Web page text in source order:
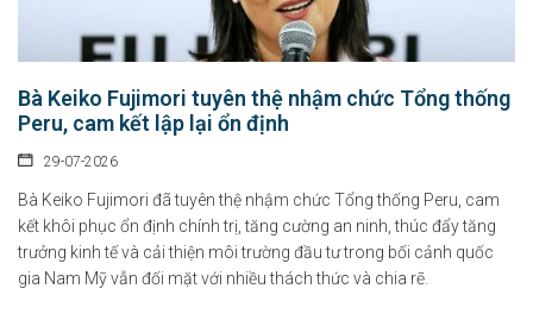
Bà Keiko Fujimori tuyên thệ nhậm chức Tổng thống
Peru, cam kết lập lại ổn định
29-07-2026
Bà Keiko Fujimori đã tuyên thệ nhậm chức Tổng thống Peru, cam
kết khôi phục ổn định chính trị, tăng cường an ninh, thúc đẩy tăng
trưởng kinh tế và cải thiện môi trường đầu tư trong bối cảnh quốc
gia Nam Mỹ vẫn đối mặt với nhiều thách thức và chia rẽ.